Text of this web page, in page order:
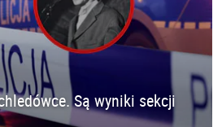
Są wyniki sekcji